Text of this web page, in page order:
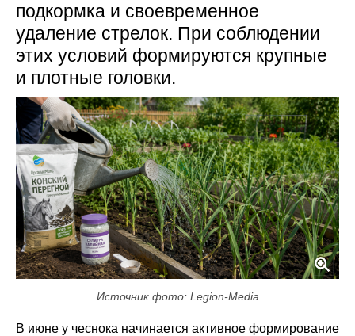
подкормка и своевременное
удаление стрелок. При соблюдении
этих условий формируются крупные
и плотные головки.
Источник фото: Legion-Media
В июне у чеснока начинается активное формирование